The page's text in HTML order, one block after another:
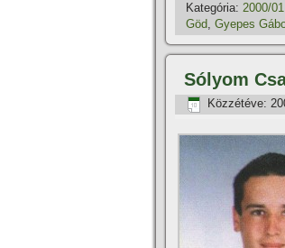
Kategória: 2000/01
Göd, Gyepes
Sólyom
Közzétéve: